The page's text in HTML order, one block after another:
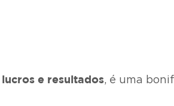
e resultados, é uma